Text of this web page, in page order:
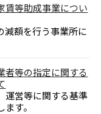
賃等助成事業につい
減額を行う事業所に
者等の指定に関する
運営等に関する基準
す。